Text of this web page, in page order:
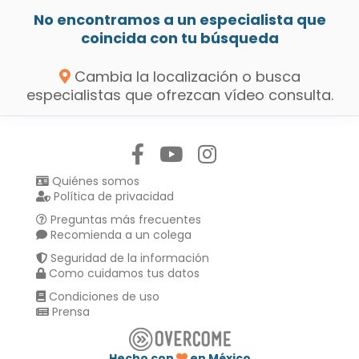
No encontramos a un especialista que
coincida con tu búsqueda
Cambia la localización o busca
especialistas que ofrezcan vídeo consulta.
Quiénes somos
Política de privacidad
Preguntas más frecuentes
Recomienda a un colega
Seguridad de la información
Como cuidamos tus datos
Condiciones de uso
Prensa